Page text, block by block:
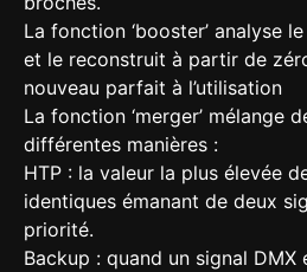
La fonction ‘booster’ analyse
et le reconstruit à partir de
nouveau parfait à l’utilisation
La fonction ‘merger’ mélange
différentes manières :
HTP : la valeur la plus élevée
identiques émanant de deux
priorité.
Backup : quand un signal DMX